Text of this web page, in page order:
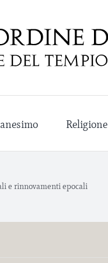
Religione
e rinnovamenti epocali